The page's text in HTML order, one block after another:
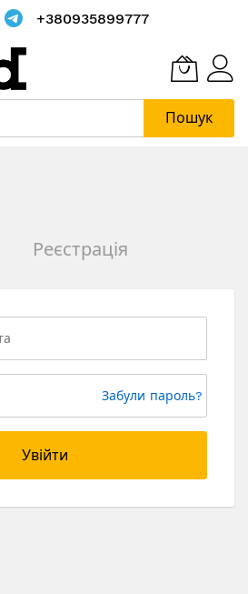
+380935899777
Пошук
Реєстрація
Забули пароль?
Увійти